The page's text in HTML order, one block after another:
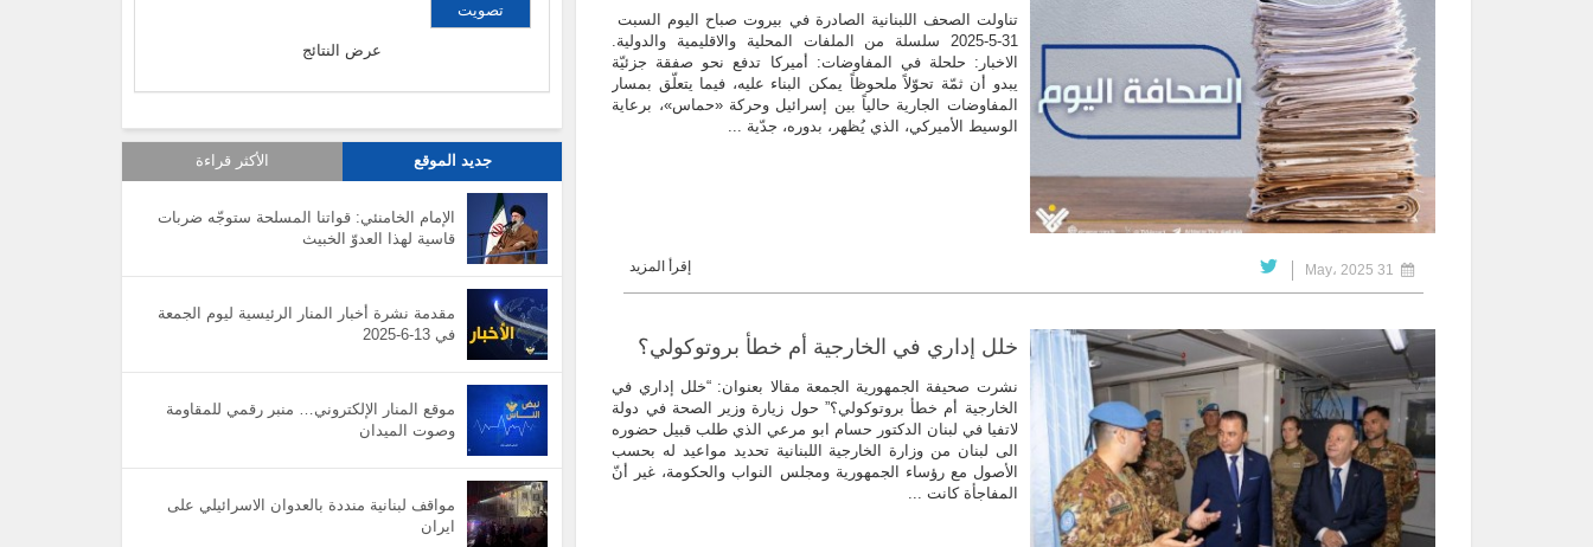
تناولت الصحف اللبنانية الصادرة في بيروت صباح اليوم السبت
31-5-2025 سلسلة من الملفات المحلية والاقليمية والدولية.
الاخبار: حلحلة في المفاوضات: أميركا تدفع نحو صفقة جزئيّة
يبدو أن ثمّة تحوّلاً ملحوظاً يمكن البناء عليه، فيما يتعلّق بمسار
المفاوضات الجارية حالياً بين إسرائيل وحركة «حماس»، برعاية
الوسيط الأميركي، الذي يُظهر، بدوره، جدّية ...
إقرأ المزيد
خلل إداري في الخارجية أم خطأ بروتوكولي؟
نشرت صحيفة الجمهورية الجمعة مقالا بعنوان: “خلل إداري في
الخارجية أم خطأ بروتوكولي؟” حول زيارة وزير الصحة في دولة
لاتفيا في لبنان الدكتور حسام ابو مرعي الذي طلب قبيل حضوره
الى لبنان من وزارة الخارجية اللبنانية تحديد مواعيد له بحسب
الأصول مع رؤساء الجمهورية ومجلس النواب والحكومة، غير أنّ
المفاجأة كانت ...
عرض النتائج
جديد الموقع الأكثر قراءة
الإمام الخامنئي: قواتنا المسلحة ستوجّه ضربات
قاسية لهذا العدوّ الخبيث
مقدمة نشرة أخبار المنار الرئيسية ليوم الجمعة
في 13-6-2025
موقع المنار الإلكتروني… منبر رقمي للمقاومة
وصوت الميدان
مواقف لبنانية منددة بالعدوان الاسرائيلي على
ايران